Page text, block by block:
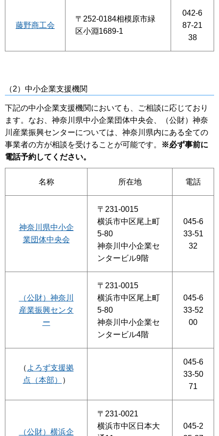
藤野商工会
〒252-0184相模原市緑
区小淵1689-1
042-6
87-21
38
（2）中小企業支援機関
下記の中小企業支援機関においても、ご相談に応じており
ます。なお、神奈川県中小企業団体中央会、（公財）神奈
川産業振興センターについては、神奈川県内にある全ての
事業者の方が相談を受けることが可能です。
※必ず事前に
電話予約してください。
名称 所在地 電話
神奈川県中小企
業団体中央会
〒231-0015
横浜市中区尾上町
5-80
神奈川中小企業セ
ンタービル9階
045-6
33-51
32
（公財）神奈川
産業振興センタ
ー
〒231-0015
横浜市中区尾上町
5-80
神奈川中小企業セ
ンタービル4階
045-6
33-52
00
（ よろず支援拠
点（本部）
）
045-6
33-50
71
（公財）横浜企
〒231-0021
横浜市中区日本大
045-2